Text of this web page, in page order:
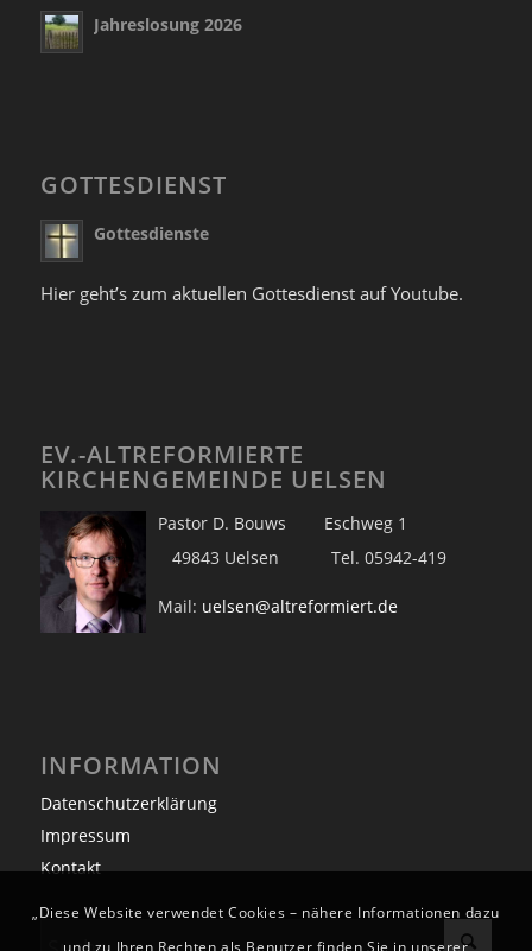
Jahreslosung 2026
GOTTESDIENST
Gottesdienste
Hier geht’s zum aktuellen Gottesdienst auf Youtube.
EV.-ALTREFORMIERTE
KIRCHENGEMEINDE UELSEN
Pastor D. Bouws Eschweg 1
49843 Uelsen Tel. 05942-419
Mail: uelsen@altreformiert.de
INFORMATION
Datenschutzerklärung
Impressum
Kontakt
„Diese Website verwendet Cookies – nähere Informationen dazu
und zu Ihren Rechten als Benutzer finden Sie in unserer